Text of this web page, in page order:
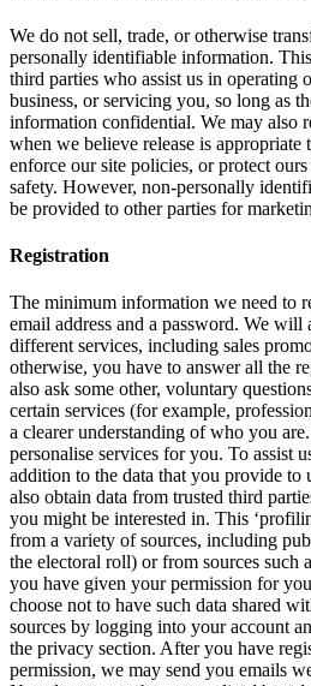
We do not sell, trade, or otherwise
personally identifiable information.
third parties who assist us in operating
business, or servicing you, so long as
information confidential. We may also
when we believe release is
enforce our site policies, or protect
safety. However, non-personally
be provided to other parties for
Registration
The minimum information we need to
email address and a password. We
different services, including sales
otherwise, you have to answer all the
also ask some other, voluntary
certain services (for example,
a clearer understanding of who you
personalise services for you. To assist
addition to the data that you provide to
also obtain data from trusted third
you might be interested in. This
from a variety of sources, including
the electoral roll) or from sources such
you have given your permission for
choose not to have such data shared
sources by logging into your account
the privacy section. After you have
permission, we may send you emails